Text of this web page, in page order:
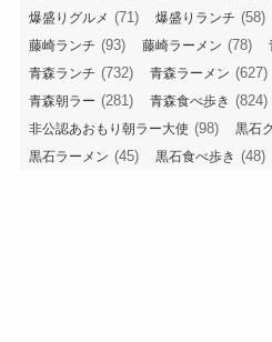
爆盛りグルメ (71) 爆盛りランチ (58)
藤崎ランチ (93) 藤崎ラーメン (78)
青森ランチ (732) 青森ラーメン (627)
青森朝ラー (281) 青森食べ歩き (824)
非公認あおもり朝ラー大使 (98) 黒石
黒石ラーメン (45) 黒石食べ歩き (48)